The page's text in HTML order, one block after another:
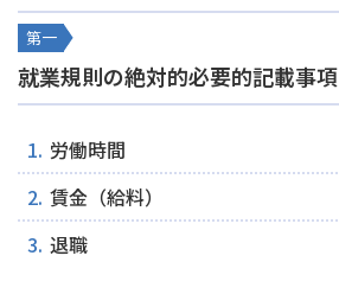
第一
就業規則の絶対的必要的記載事項
労働時間
賃金（給料）
退職